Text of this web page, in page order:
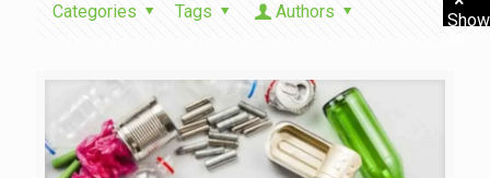
Categories Tags Authors
Show